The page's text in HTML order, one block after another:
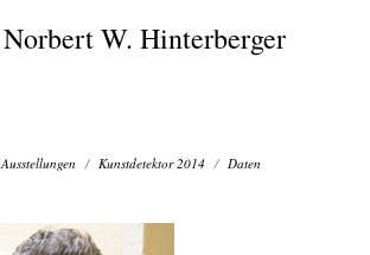
Norbert W. Hinterberger
Ausstellungen Kunstdetektor 2014
Daten